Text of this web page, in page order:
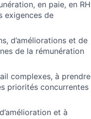
en paie, en RH
exigences de
d’améliorations et de
de la rémunération
complexes, à prendre
priorités concurrentes
et à